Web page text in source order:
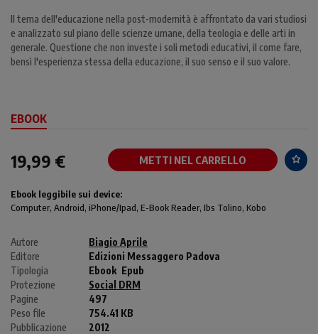
Il tema dell'educazione nella post-modernità è affrontato da vari studiosi
e analizzato sul piano delle scienze umane, della teologia e delle arti in
generale. Questione che non investe i soli metodi educativi, il come fare,
bensì l'esperienza stessa della educazione, il suo senso e il suo valore.
EBOOK
19,99 € METTI NEL CARRELLO
Ebook leggibile sui device:
Computer, Android, iPhone/Ipad, E-Book Reader, Ibs Tolino, Kobo
Autore
Biagio Aprile
Editore
Edizioni Messaggero Padova
Tipologia
Ebook Epub
Protezione
Social DRM
Pagine
497
Peso file
754.41 KB
Pubblicazione
2012